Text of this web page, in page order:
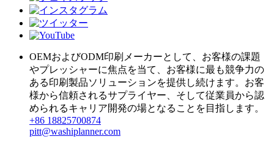
OEMおよびODM印刷メーカーとして、お客様の課題
やプレッシャーに焦点を当て、お客様に最も競争力の
ある印刷製品ソリューションを提供し続けます。お客
様から信頼されるサプライヤー、そして従業員から認
められるキャリア開発の場となることを目指します。
+86 18825700874
pitt@washiplanner.com